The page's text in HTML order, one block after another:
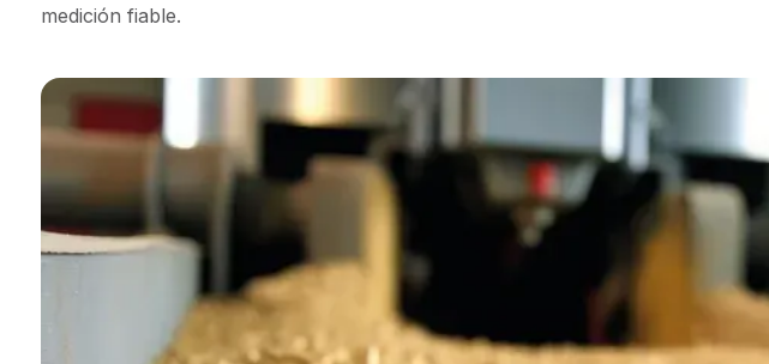
medición fiable.